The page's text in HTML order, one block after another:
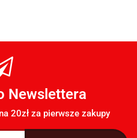
Newslettera
20zł za pierwsze zakupy